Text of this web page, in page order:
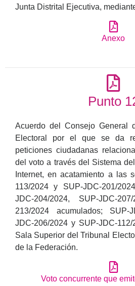
Junta Distrital Ejecutiva,
Anexo
Punto
Acuerdo del Consejo General
Electoral por el que se da
peticiones ciudadanas
del voto a través del Sistema
Internet, en acatamiento a las
113/2024 y SUP-JDC-201/
JDC-204/2024, SUP-JDC-
213/2024 acumulados; SUP-
JDC-206/2024 y SUP-JDC-
Sala Superior del Tribunal
de la Federación.
Voto concurrente que